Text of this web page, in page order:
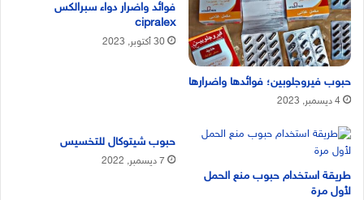
حبوب فيروجلوبين؛ فوائدها واضرارها
4 ديسمبر, 2023
فوائد واضرار دواء سبرالكس
cipralex
30 أكتوبر, 2023
طريقة استخدام حبوب منع الحمل
لأول مرة
حبوب شيتوكال للتخسيس
7 ديسمبر, 2022